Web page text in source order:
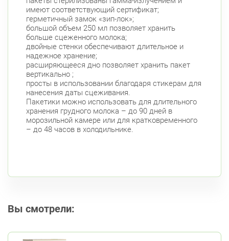
имеют соответствующий сертификат;
герметичный замок «зип-лок»;
большой объем 250 мл позволяет хранить
больше сцеженного молока;
двойные стенки обеспечивают длительное и
надежное хранение;
расширяющееся дно позволяет хранить пакет
вертикально ;
просты в использовании благодаря стикерам для
нанесения даты сцеживания.
Пакетики можно использовать для длительного
хранения грудного молока – до 90 дней в
морозильной камере или для кратковременного
– до 48 часов в холодильнике.
Вы смотрели: